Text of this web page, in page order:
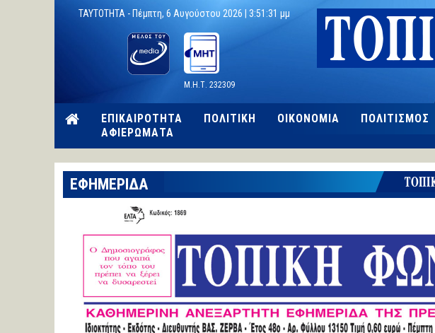
TAYTOTHTA - Πέμπτη, 6 Αυγούστου 2026 | 3:51:32 μμ
Μ.Η.Τ. 232309
ΕΠΙΚΑΙΡΟΤΗΤΑ ΠΟΛΙΤΙΚΗ ΟΙΚΟΝΟΜΙΑ ΠΟΛΙΤΙΣΜΟΣ
ΑΦΙΕΡΩΜΑΤΑ
ΕΦΗΜΕΡΙΔΑ